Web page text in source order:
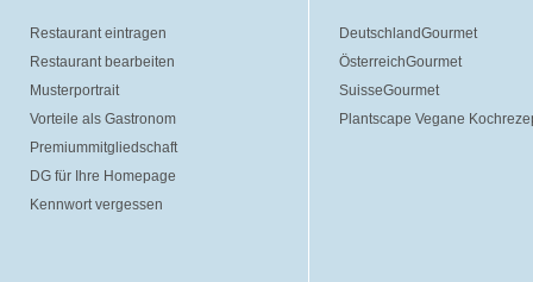
Restaurant eintragen
Restaurant bearbeiten
Musterportrait
Vorteile als Gastronom
Premiummitgliedschaft
DG für Ihre Homepage
Kennwort vergessen
DeutschlandGourmet
ÖsterreichGourmet
SuisseGourmet
Plantscape Vegane